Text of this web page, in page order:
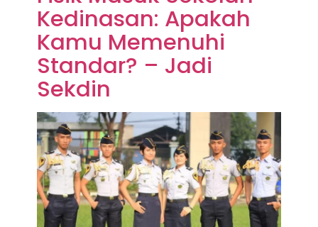
Kedinasan: Apakah
Kamu Memenuhi
Standar? – Jadi
Sekdin